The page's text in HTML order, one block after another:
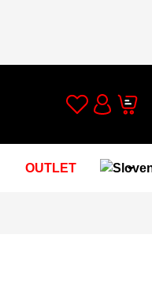
Wishlist
Cart
OUTLET